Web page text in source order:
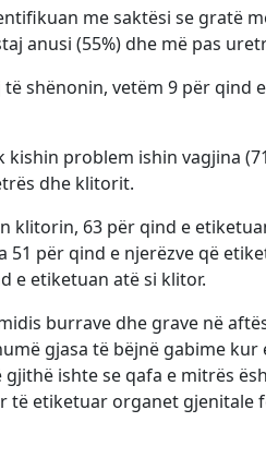
me saktësi se gratë
anusi (55%) dhe më pas
shënonin, vetëm 9 për qind
problem ishin vagjina
dhe klitorit.
klitorin, 63 për qind e
për qind e njerëzve që
e etiketuan atë si klitor.
burrave dhe grave në
gjasa të bëjnë gabime
ishte se qafa e mitrës
etiketuar organet gjenitale